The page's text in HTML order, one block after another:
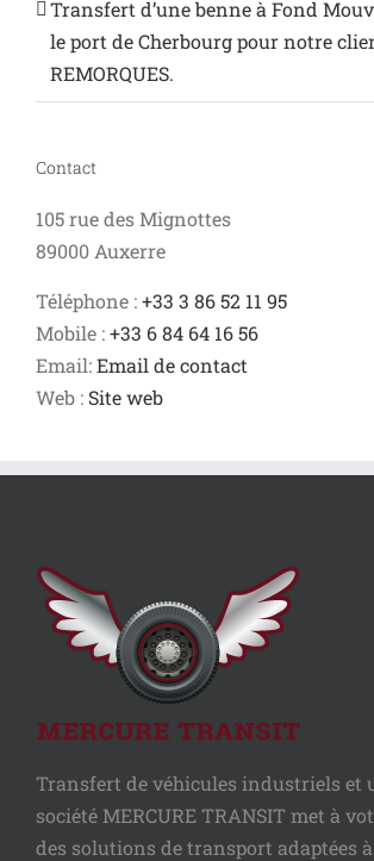
Transfert d’une benne à Fond
le port de Cherbourg pour notre
REMORQUES.
Contact
105 rue des Mignottes
89000 Auxerre
Téléphone :+33 3 86 52 11 95
Mobile :+33 6 84 64 16 56
Email:Email de contact
Web : Site web
Transfert de véhicules industriels et
société MERCURE TRANSIT met à
des solutions de transport adaptées